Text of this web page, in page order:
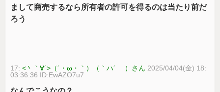
まして商売するなら所有者の許可を得るのは当たり前だ
ろう
17:<丶｀∀´>（´・ω・｀）（｀ハ´ ）さん 2025/04/04(金) 18:
03:36.36 ID:EwAZO7u7